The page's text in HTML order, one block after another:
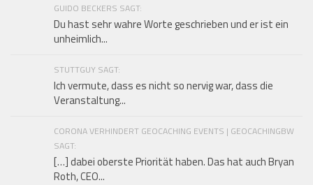
GUIDO BECKERS SAGT:
Du hast sehr wahre Worte geschrieben und er ist ein
unheimlich...
STUTTGUY SAGT:
Ich vermute, dass es nicht so nervig war, dass die
Veranstaltung...
CORONA VERHINDERT GEOCACHING EVENTS | GEOCACHINGBW
SAGT:
[…] dabei oberste Priorität haben. Das hat auch Bryan
Roth, CEO...